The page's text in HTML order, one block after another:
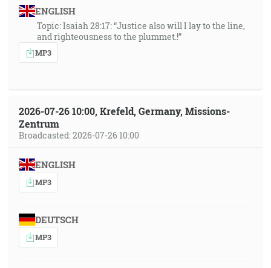
ENGLISH
Topic: Isaiah 28:17: “Justice also will I lay to the line,
and righteousness to the plummet.!”
MP3
2026-07-26 10:00, Krefeld, Germany, Missions-
Zentrum
Broadcasted: 2026-07-26 10:00
ENGLISH
MP3
DEUTSCH
MP3